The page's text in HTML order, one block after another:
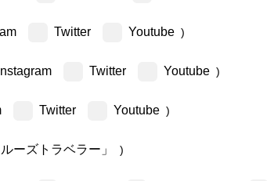
Twitter Youtube )
Instagram Twitter Youtube )
Twitter Youtube )
ーズトラベラー」 )